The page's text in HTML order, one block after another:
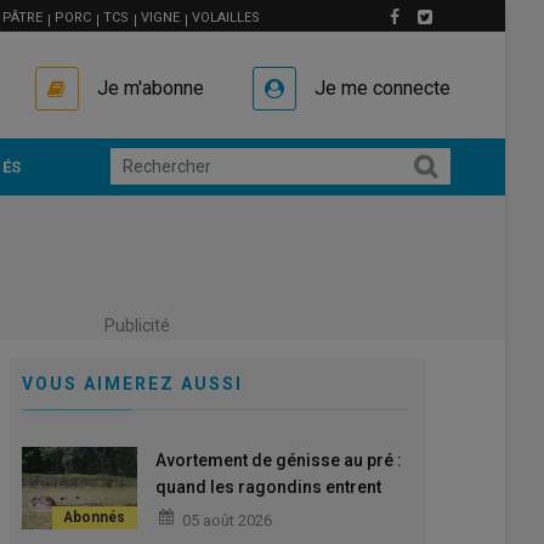
PÂTRE PORC TCS VIGNE VOLAILLES
Je m'abonne Je me connecte
Publicité
VOUS AIMEREZ AUSSI
Avortement de génisse au pré :
quand les ragondins entrent
dans l’enquête
05 août 2026